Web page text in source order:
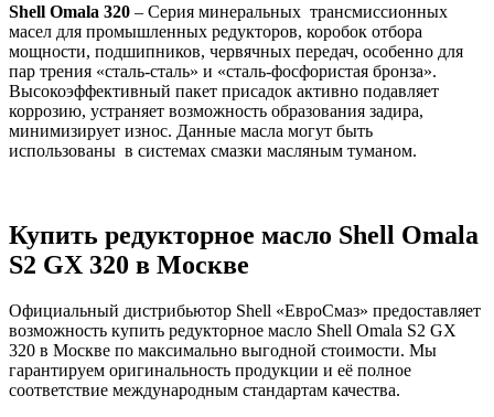
Shell Omala 320 – Серия минеральных трансмиссионных
масел для промышленных редукторов, коробок отбора
мощности, подшипников, червячных передач, особенно для
пар трения «сталь-сталь» и «сталь-фосфористая бронза».
Высокоэффективный пакет присадок активно подавляет
коррозию, устраняет возможность образования задира,
минимизирует износ. Данные масла могут быть
использованы в системах смазки масляным туманом.
Купить редукторное масло Shell Omala
S2 GX 320 в Москве
Официальный дистрибьютор Shell «ЕвроСмаз» предоставляет
возможность купить редукторное масло Shell Omala S2 GX
320 в Москве по максимально выгодной стоимости. Мы
гарантируем оригинальность продукции и её полное
соответствие международным стандартам качества.